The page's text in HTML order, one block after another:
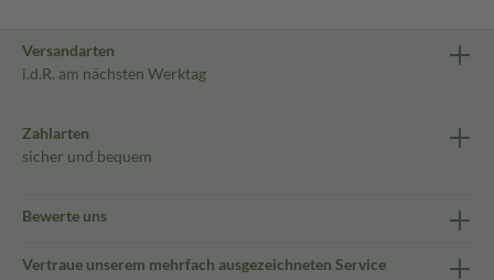
Versandarten
i.d.R. am nächsten Werktag
Zahlarten
sicher und bequem
Bewerte uns
Vertraue unserem mehrfach ausgezeichneten Service